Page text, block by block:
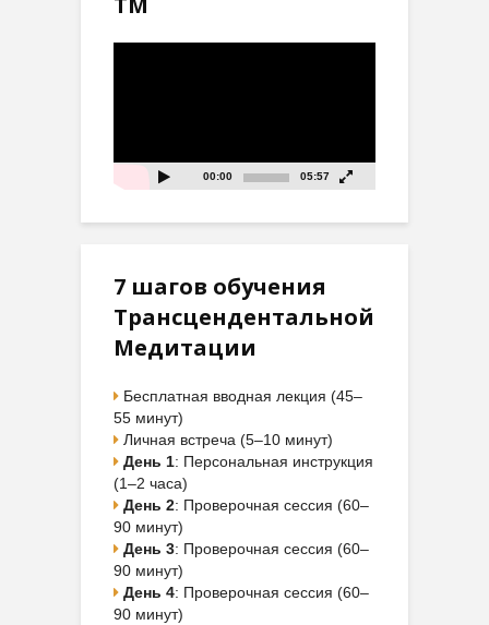
00:00 05:57
7 шагов обучения
Трансцендентальной
Медитации
Бесплатная вводная лекция (45–
55 минут)
Личная встреча (5–10 минут)
День 1: Персональная инструкция
(1–2 часа)
День 2: Проверочная сессия (60–
90 минут)
День 3: Проверочная сессия (60–
90 минут)
День 4: Проверочная сессия (60–
90 минут)